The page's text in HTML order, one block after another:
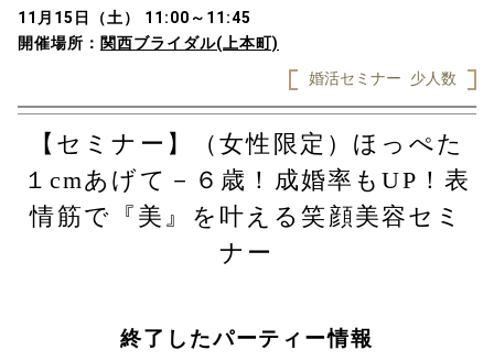
11月15日（土） 11:00～11:45
開催場所： 関西ブライダル(上本町)
婚活セミナー
少人数
【セミナー】（女性限定）ほっぺた
１cmあげて－６歳！成婚率もUP！表
情筋で『美』を叶える笑顔美容セミ
ナー
終了したパーティー情報